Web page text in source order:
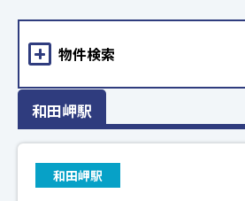
和田岬駅
和田岬駅
物件検索